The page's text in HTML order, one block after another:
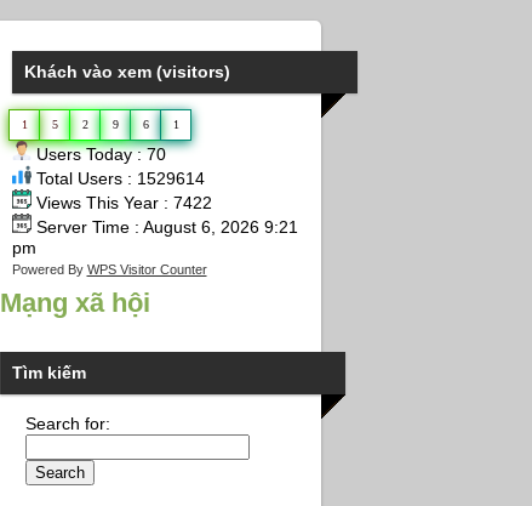
Khách vào xem (visitors)
1 5 2 9 6 1
Users Today : 70
Total Users : 1529614
Views This Year : 7422
Server Time : August 6, 2026 9:21
pm
Powered By WPS Visitor Counter
Mạng xã hội
Tìm kiếm
Search for: